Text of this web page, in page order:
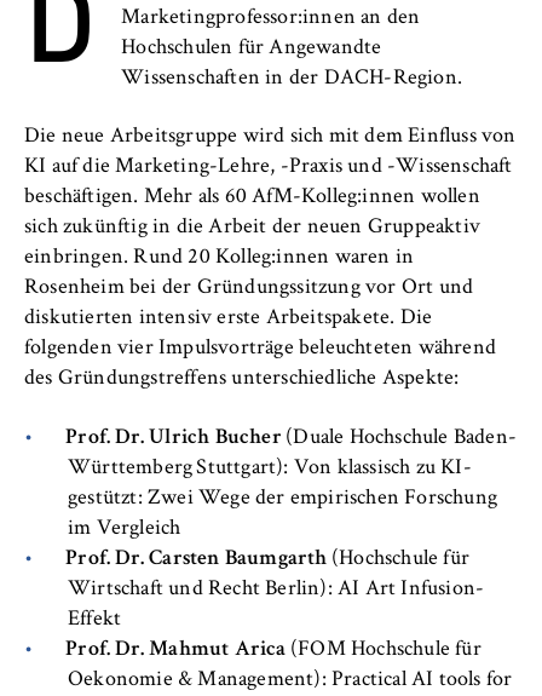
i
r
l
i
n
S
c
h
o
o
l
o
f
E
c
o
n
o
m
Neuigkeiten
Veranstaltungen
Personen und Kontakte
Formulare
FB 2 Duales Studium
FB 3 Allgemeine Verwaltung
FB 4 Rechtspflege
FB 5 Polizei und
Sicherheitsmanagement
Berlin Professional School
Internationales
Organisation der Hochschule
Marketingprofessor:innen an den
Hochschulen für Angewandte
Wissenschaften in der DACH-Region.
Die neue Arbeitsgruppe wird sich mit dem Einfluss von
KI auf die Marketing-Lehre, -Praxis und -Wissenschaft
beschäftigen. Mehr als 60 AfM-Kolleg:innen wollen
sich zukünftig in die Arbeit der neuen Gruppeaktiv
einbringen. Rund 20 Kolleg:innen waren in
Rosenheim bei der Gründungssitzung vor Ort und
diskutierten intensiv erste Arbeitspakete. Die
folgenden vier Impulsvorträge beleuchteten während
des Gründungstreffens unterschiedliche Aspekte:
Prof. Dr. Ulrich Bucher (Duale Hochschule Baden-
Württemberg Stuttgart): Von klassisch zu KI-
gestützt: Zwei Wege der empirischen Forschung
im Vergleich
Prof. Dr. Carsten Baumgarth (Hochschule für
Wirtschaft und Recht Berlin): AI Art Infusion-
Effekt
Prof. Dr. Mahmut Arica (FOM Hochschule für
Oekonomie & Management): Practical AI tools for
Anbieter:
Betreiber dieser Website
Speichert den Zustimmungsstatus des
Benutzers für Cookies auf der aktuellen
Domäne. Dadurch wird verhindert, dass das
Cookie-Banner bei jedem erneuten Aufruf
der Website wiederholt angezeigt wird.
Cookie Laufzeit:
1 Jahr
Name:
fe_typo_user
Anbieter:
Betreiber dieser Website
Zweck:
Dient der Identifizierung der
Browsersitzung für eingeloggte Frontend-